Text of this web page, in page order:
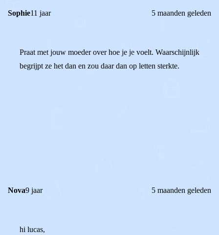
Sophie11 jaar 5 maanden geleden
Praat met jouw moeder over hoe je je voelt. Waarschijnlijk
begrijpt ze het dan en zou daar dan op letten sterkte.
Nova9 jaar 5 maanden geleden
hi lucas,